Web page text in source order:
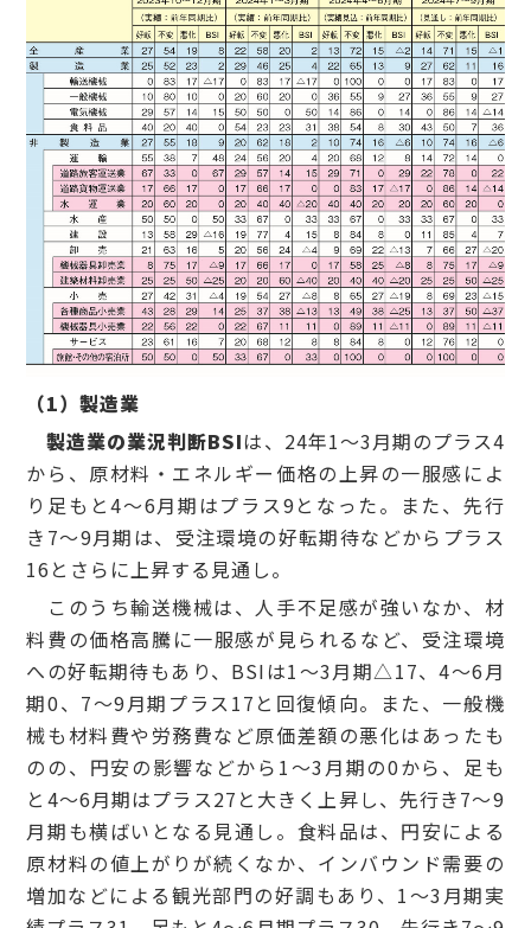
（1）製造業
製造業の業況判断BSIは、24年1～3月期のプラス4
から、原材料・エネルギー価格の上昇の一服感によ
り足もと4～6月期はプラス9となった。また、先行
き7～9月期は、受注環境の好転期待などからプラス
16とさらに上昇する見通し。
このうち輸送機械は、人手不足感が強いなか、材
料費の価格高騰に一服感が見られるなど、受注環境
への好転期待もあり、BSIは1～3月期△17、4～6月
期0、7～9月期プラス17と回復傾向。また、一般機
械も材料費や労務費など原価差額の悪化はあったも
のの、円安の影響などから1～3月期の0から、足も
と4～6月期はプラス27と大きく上昇し、先行き7～9
月期も横ばいとなる見通し。食料品は、円安による
原材料の値上がりが続くなか、インバウンド需要の
増加などによる観光部門の好調もあり、1～3月期実